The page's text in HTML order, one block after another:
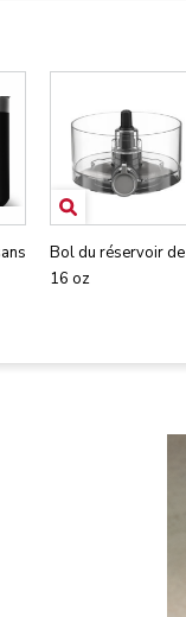
Bol du réservoir de
16 oz